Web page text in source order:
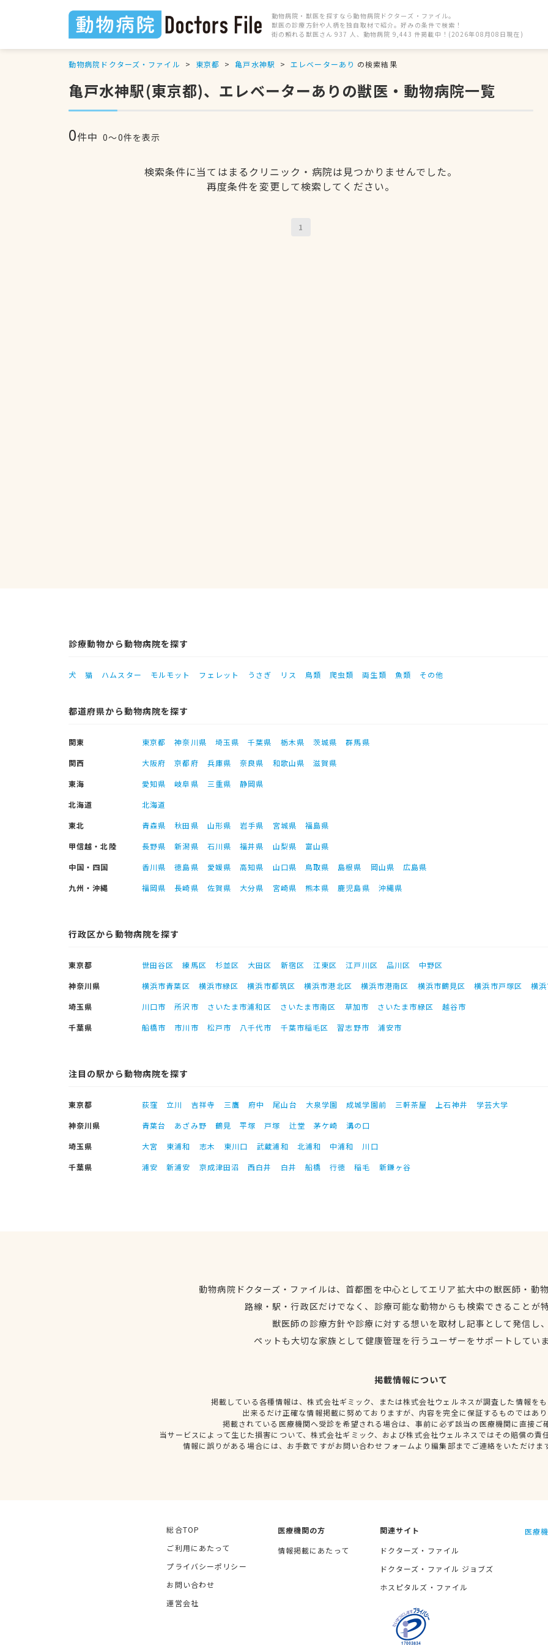
動物病院・獣医を探すなら動物病院ドクターズ・ファイル。
獣医の診療方針や人柄を独自取材で紹介。好みの条件で検索！
街の頼れる獣医さん 937 人、動物病院 9,443 件掲載中！(2026年08月08日現在)
動物病院ドクターズ・ファイル 東京都 亀戸水神駅 エレベーターあり の検索結果
亀戸水神駅(東京都)、エレベーターありの獣医・動物病院一覧
0件中 0〜0件を表示
検索条件に当てはまるクリニック・病院は見つかりませんでした。
再度条件を変更して検索してください。
1
診療動物から動物病院を探す
犬 猫 ハムスター モルモット フェレット うさぎ リス 鳥類 爬虫類 両生類 魚類 その他
都道府県から動物病院を探す
関東 東京都 神奈川県 埼玉県 千葉県 栃木県 茨城県
群馬県
関西
大阪府 京都府 兵庫県 奈良県 和歌山県
滋賀県
東海
愛知県 岐阜県 三重県
静岡県
北海道
北海道
東北
青森県 秋田県 山形県 岩手県 宮城県
福島県
甲信越・北陸
長野県 新潟県 石川県 福井県 山梨県
富山県
中国・四国
香川県 徳島県 愛媛県 高知県 山口県 鳥取県 島根県 岡山県
広島県
九州・沖縄
福岡県 長崎県 佐賀県 大分県 宮崎県 熊本県 鹿児島県 沖縄県
行政区から動物病院を探す
東京都 世田谷区 練馬区 杉並区 大田区 新宿区 江東区 江戸川区 品川区
中野区
神奈川県
横浜市青葉区 横浜市緑区 横浜市都筑区 横浜市港北区 横浜市港南区 横浜市鶴見区 横浜市戸塚区
横
埼玉県
川口市 所沢市 さいたま市浦和区 さいたま市南区 草加市 さいたま市緑区
越谷市
千葉県
船橋市 市川市 松戸市 八千代市 千葉市稲毛区 習志野市 浦安市
注目の駅から動物病院を探す
東京都 荻窪 立川 吉祥寺 三鷹 府中 尾山台 大泉学園 成城学園前 三軒茶屋 上石神井
学芸大学
神奈川県
青葉台 あざみ野 鶴見 平塚 戸塚 辻堂 茅ケ崎
溝の口
埼玉県
大宮 東浦和 志木 東川口 武蔵浦和 北浦和 中浦和
川口
千葉県
浦安 新浦安 京成津田沼 西白井 白井 船橋 行徳 稲毛 新鎌ヶ谷
動物病院ドクターズ・ファイルは、首都圏を中心としてエリア拡大中の獣医師・動
路線・駅・行政区だけでなく、診療可能な動物からも検索できることが
獣医師の診療方針や診療に対する想いを取材し記事として発信し
ペットも大切な家族として健康管理を行うユーザーをサポートしてい
掲載情報について
掲載している各種情報は、株式会社ギミック、または株式会社ウェルネスが調査した情報を
出来るだけ正確な情報掲載に努めておりますが、内容を完全に保証するものではあ
掲載されている医療機関へ受診を希望される場合は、事前に必ず該当の医療機関に直接ご
当サービスによって生じた損害について、株式会社ギミック、および株式会社ウェルネスではその賠償の責
情報に誤りがある場合には、お手数ですがお問い合わせフォームより編集部までご連絡をいただけま
総合TOP
ご利用にあたって
プライバシーポリシー
お問い合わせ
運営会社
医療機関の方
情報掲載にあたって
関連サイト
ドクターズ・ファイル
ドクターズ・ファイル ジョブズ
ホスピタルズ・ファイル
医療